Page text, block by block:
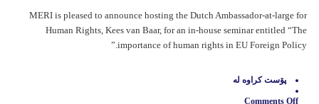
MERI is pleased to announce hosting the Dutch Ambassador-at-large for
Human Rights, Kees van Baar, for an in-house seminar entitled “The
importance of human rights in EU Foreign Policy.”
پۆست كراوه‌ له‌
Comments Off